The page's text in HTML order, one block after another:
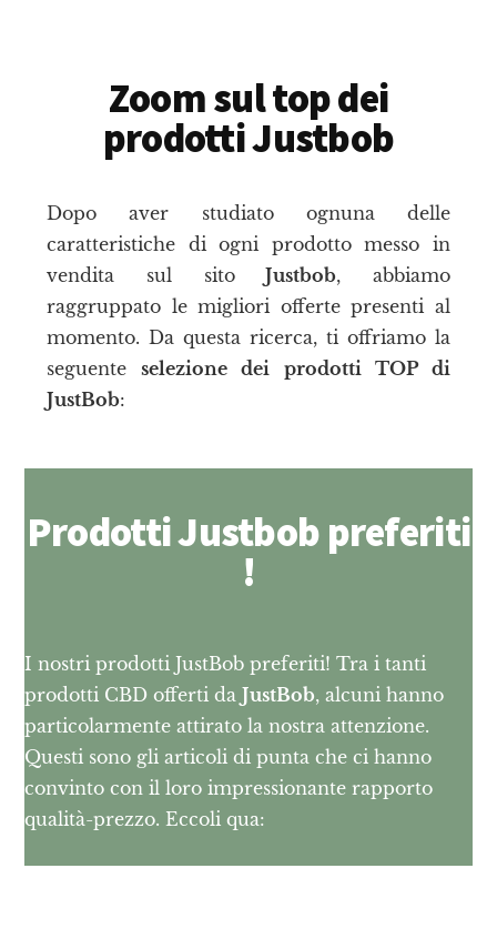
Zoom sul top dei
prodotti Justbob
Dopo aver studiato ognuna delle
caratteristiche di ogni prodotto messo in
vendita sul sitoJustbob, abbiamo
raggruppato le migliori offerte presenti al
momento. Da questa ricerca, ti offriamo la
seguenteselezione dei prodotti TOP di
JustBob:
Prodotti Justbob preferiti
!
I nostri prodotti JustBob preferiti! Tra i tanti
prodotti CBD offerti daJustBob, alcuni hanno
particolarmente attirato la nostra attenzione.
Questi sono gli articoli di punta che ci hanno
convinto con il loro impressionante rapporto
qualità-prezzo. Eccoli qua: